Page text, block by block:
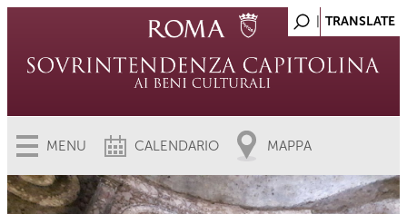
MENU CALENDARIO MAPPA